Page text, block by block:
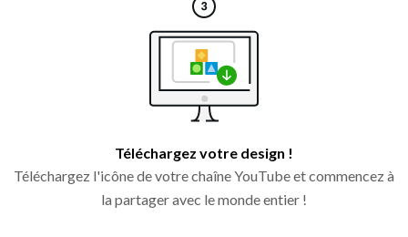
Téléchargez votre design !
Téléchargez l'icône de votre chaîne YouTube et commencez à
la partager avec le monde entier !